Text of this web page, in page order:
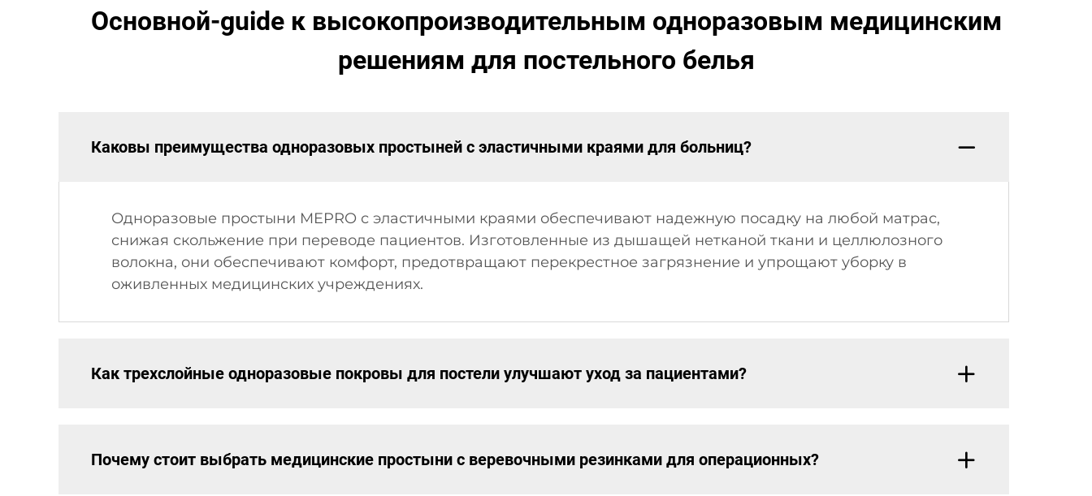
Основной-guide к высокопроизводительным одноразовым медицинским
решениям для постельного белья
Каковы преимущества одноразовых простыней с эластичными краями для больниц?
Одноразовые простыни MEPRO с эластичными краями обеспечивают надежную посадку на любой матрас,
снижая скольжение при переводе пациентов. Изготовленные из дышащей нетканой ткани и целлюлозного
волокна, они обеспечивают комфорт, предотвращают перекрестное загрязнение и упрощают уборку в
оживленных медицинских учреждениях.
Как трехслойные одноразовые покровы для постели улучшают уход за пациентами?
Почему стоит выбрать медицинские простыни с веревочными резинками для операционных?